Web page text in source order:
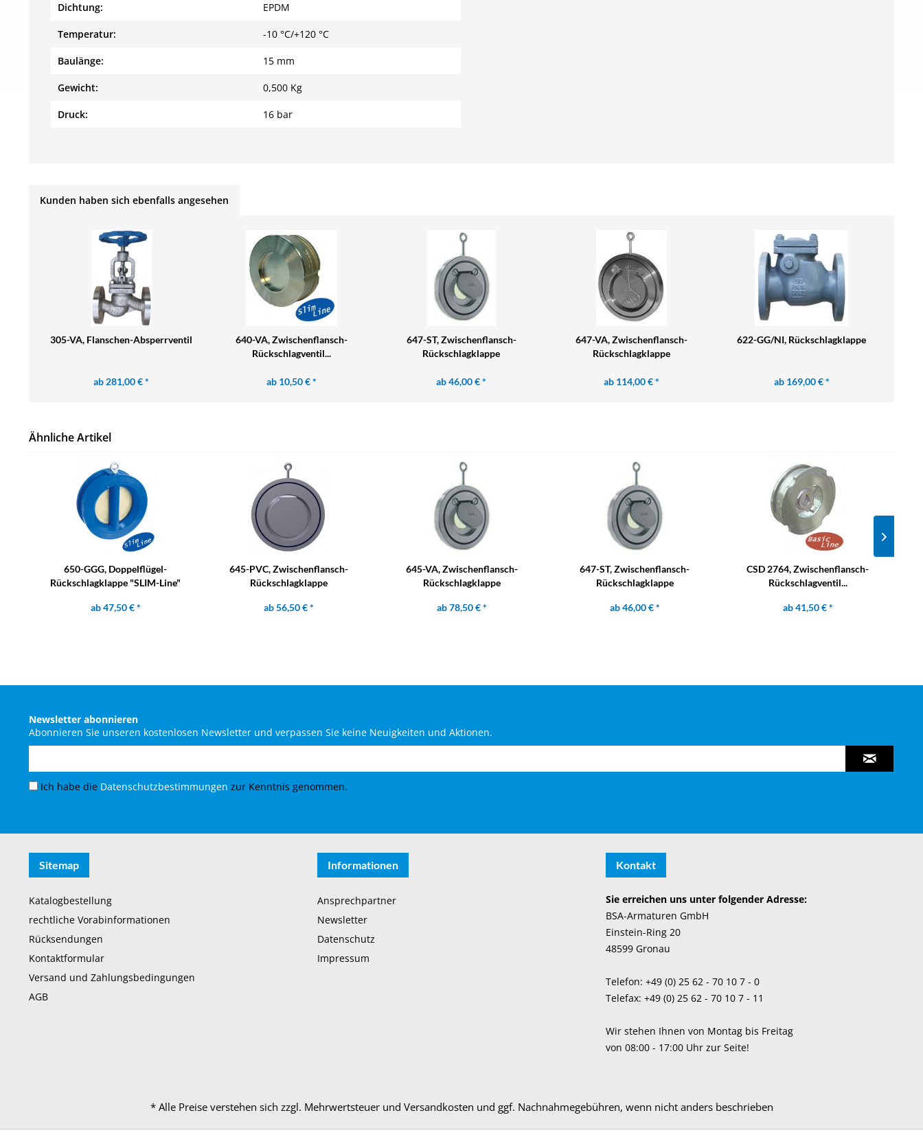
Dichtung: EPDM
Temperatur: -10 °C/+120 °C
Baulänge: 15 mm
Gewicht: 0,500 Kg
Druck: 16 bar
Kunden haben sich ebenfalls angesehen
305-VA, Flanschen-Absperrventil
ab 281,00 € *
640-VA, Zwischenflansch-
Rückschlagventil...
ab 10,50 € *
647-ST, Zwischenflansch-
Rückschlagklappe
ab 46,00 € *
647-VA, Zwischenflansch-
Rückschlagklappe
ab 114,00 € *
622-GG/NI, Rückschlagklappe
ab 169,00 € *
Ähnliche Artikel
650-GGG, Doppelflügel-
Rückschlagklappe "SLIM-Line"
ab 47,50 € *
645-PVC, Zwischenflansch-
Rückschlagklappe
ab 56,50 € *
645-VA, Zwischenflansch-
Rückschlagklappe
ab 78,50 € *
647-ST, Zwischenflansch-
Rückschlagklappe
ab 46,00 € *
CSD 2764, Zwischenflansch-
Rückschlagventil...
ab 41,50 € *
Newsletter abonnieren
Abonnieren Sie unseren kostenlosen Newsletter und verpassen Sie keine Neuigkeiten und Aktionen.
Ich habe die Datenschutzbestimmungen zur Kenntnis genommen.
Sitemap
Katalogbestellung
rechtliche Vorabinformationen
Rücksendungen
Kontaktformular
Versand und Zahlungsbedingungen
AGB
Informationen
Ansprechpartner
Newsletter
Datenschutz
Impressum
Kontakt
Sie erreichen uns unter folgender Adresse:
BSA-Armaturen GmbH
Einstein-Ring 20
48599 Gronau
Telefon: +49 (0) 25 62 - 70 10 7 - 0
Telefax: +49 (0) 25 62 - 70 10 7 - 11
Wir stehen Ihnen von Montag bis Freitag
von 08:00 - 17:00 Uhr zur Seite!
* Alle Preise verstehen sich zzgl. Mehrwertsteuer und Versandkosten und ggf. Nachnahmegebühren, wenn nicht anders beschrieben